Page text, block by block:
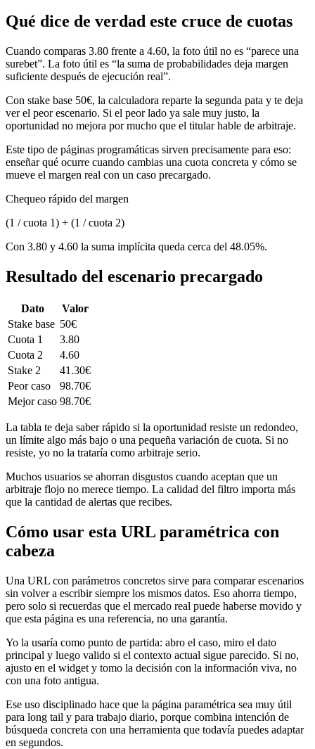
Qué dice de verdad este cruce de cuotas
Cuando comparas 3.80 frente a 4.60, la foto útil no es “parece una
surebet”. La foto útil es “la suma de probabilidades deja margen
suficiente después de ejecución real”.
Con stake base 50€, la calculadora reparte la segunda pata y te deja
ver el peor escenario. Si el peor lado ya sale muy justo, la
oportunidad no mejora por mucho que el titular hable de arbitraje.
Este tipo de páginas programáticas sirven precisamente para eso:
enseñar qué ocurre cuando cambias una cuota concreta y cómo se
mueve el margen real con un caso precargado.
Chequeo rápido del margen
(1 / cuota 1) + (1 / cuota 2)
Con 3.80 y 4.60 la suma implícita queda cerca del 48.05%.
Resultado del escenario precargado
Dato
Valor
Stake base 50€
Cuota 1
3.80
Cuota 2
4.60
Stake 2
41.30€
Peor caso
98.70€
Mejor caso 98.70€
La tabla te deja saber rápido si la oportunidad resiste un redondeo,
un límite algo más bajo o una pequeña variación de cuota. Si no
resiste, yo no la trataría como arbitraje serio.
Muchos usuarios se ahorran disgustos cuando aceptan que un
arbitraje flojo no merece tiempo. La calidad del filtro importa más
que la cantidad de alertas que recibes.
Cómo usar esta URL paramétrica con
cabeza
Una URL con parámetros concretos sirve para comparar escenarios
sin volver a escribir siempre los mismos datos. Eso ahorra tiempo,
pero solo si recuerdas que el mercado real puede haberse movido y
que esta página es una referencia, no una garantía.
Yo la usaría como punto de partida: abro el caso, miro el dato
principal y luego valido si el contexto actual sigue parecido. Si no,
ajusto en el widget y tomo la decisión con la información viva, no
con una foto antigua.
Ese uso disciplinado hace que la página paramétrica sea muy útil
para long tail y para trabajo diario, porque combina intención de
búsqueda concreta con una herramienta que todavía puedes adaptar
en segundos.